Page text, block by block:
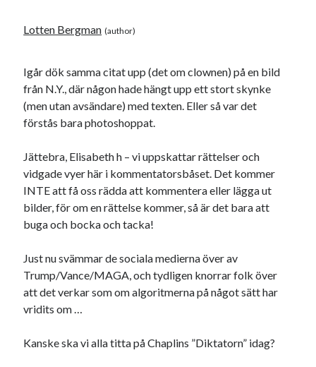
Lotten Bergman
Igår dök samma citat upp (det om clownen) på en bild
från N.Y., där någon hade hängt upp ett stort skynke
(men utan avsändare) med texten. Eller så var det
förstås bara photoshoppat.
Jättebra, Elisabeth h – vi uppskattar rättelser och
vidgade vyer här i kommentatorsbåset. Det kommer
INTE att få oss rädda att kommentera eller lägga ut
bilder, för om en rättelse kommer, så är det bara att
buga och bocka och tacka!
Just nu svämmar de sociala medierna över av
Trump/Vance/MAGA, och tydligen knorrar folk över
att det verkar som om algoritmerna på något sätt har
vridits om …
Kanske ska vi alla titta på Chaplins ”Diktatorn” idag?